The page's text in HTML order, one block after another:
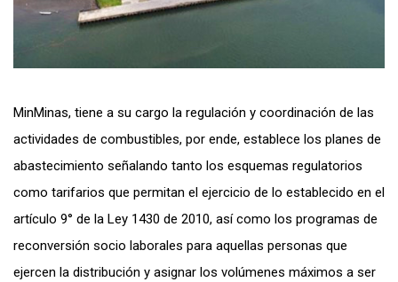
MinMinas, tiene a su cargo la regulación y coordinación de las
actividades de combustibles, por ende, establece los planes de
abastecimiento señalando tanto los esquemas regulatorios
como tarifarios que permitan el ejercicio de lo establecido en el
artículo 9° de la Ley 1430 de 2010, así como los programas de
reconversión socio laborales para aquellas personas que
ejercen la distribución y asignar los volúmenes máximos a ser